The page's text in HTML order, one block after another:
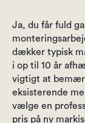
Ja, du får fuld
dækker typisk
i op til 10 år
vigtigt at
eksisterende
vælge en
pris på ny